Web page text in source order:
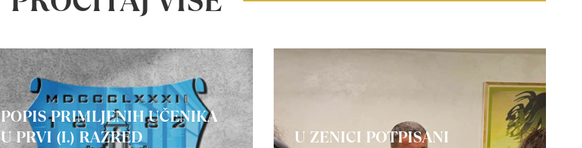
POPIS PRIMLJENIH UČENIKA
U PRVI (I.) RAZRED
U ZENICI POTPISANI